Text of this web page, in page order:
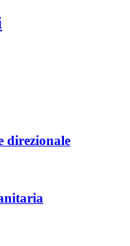
direzionale